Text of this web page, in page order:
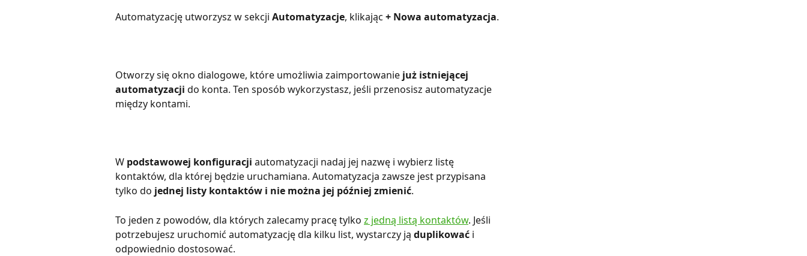
Automatyzację utworzysz w sekcji Automatyzacje, klikając + Nowa automatyzacja.
Otworzy się okno dialogowe, które umożliwia zaimportowanie już istniejącej
automatyzacji do konta. Ten sposób wykorzystasz, jeśli przenosisz automatyzacje
między kontami.
W podstawowej konfiguracji automatyzacji nadaj jej nazwę i wybierz listę
kontaktów, dla której będzie uruchamiana. Automatyzacja zawsze jest przypisana
tylko do jednej listy kontaktów i nie można jej później zmienić.
To jeden z powodów, dla których zalecamy pracę tylko z jedną listą kontaktów. Jeśli
potrzebujesz uruchomić automatyzację dla kilku list, wystarczy ją duplikować i
odpowiednio dostosować.